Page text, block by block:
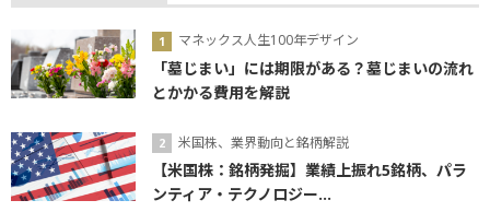
マネックス人生100年デザイン
「墓じまい」には期限がある？墓じまいの流れ
とかかる費用を解説
米国株、業界動向と銘柄解説
【米国株：銘柄発掘】業績上振れ5銘柄、パラ
ンティア・テクノロジー...